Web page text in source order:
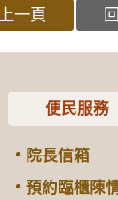
一頁
便民服務
院長信箱
預約臨櫃陳